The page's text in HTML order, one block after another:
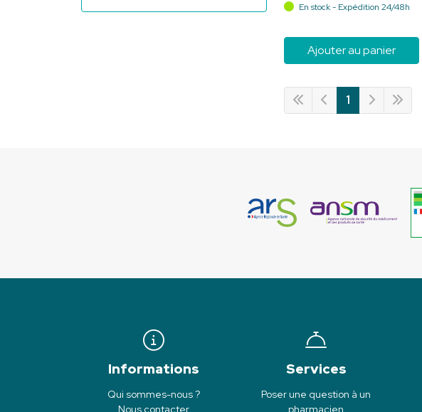
En stock - Expédition 24/48h
Ajouter au panier
1
Informations
Qui sommes-nous ?
Nous contacter
Services
Poser une question à un
pharmacien